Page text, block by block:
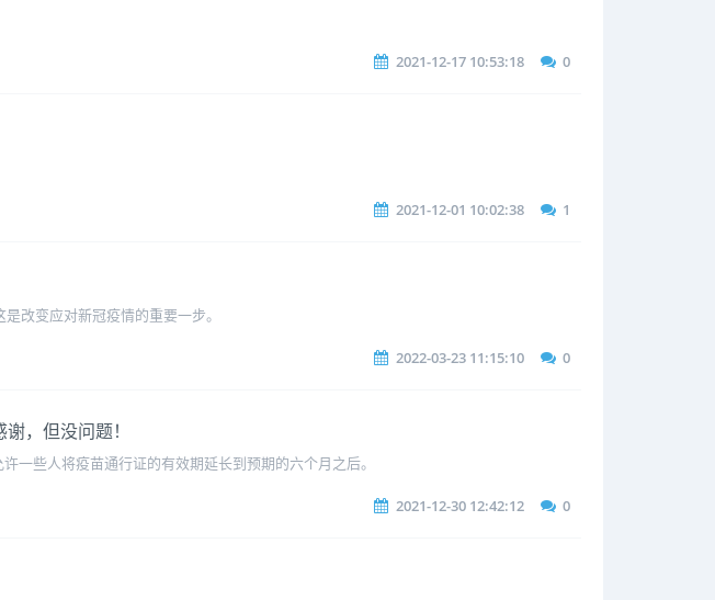
2021-12-17 10:53:18 0
2021-12-01 10:02:38 1
改变应对新冠疫情的重要一步。
2022-03-23 11:15:10 0
，但没问题！
一些人将疫苗通行证的有效期延长到预期的六个月之后。
2021-12-30 12:42:12 0